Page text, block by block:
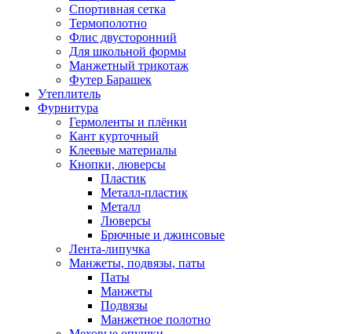
Спортивная сетка
Термополотно
Флис двусторонний
Для школьной формы
Манжетный трикотаж
Футер Барашек
Утеплитель
Фурнитура
Гермоленты и плёнки
Кант курточный
Клеевые материалы
Кнопки, люверсы
Пластик
Металл-пластик
Металл
Люверсы
Брючные и джинсовые
Лента-липучка
Манжеты, подвязы, паты
Паты
Манжеты
Подвязы
Манжетное полотно